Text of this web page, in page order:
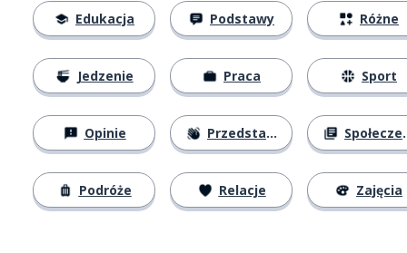
Edukacja
Jedzenie
Opinie
Podróże
Podstawy
Praca
Przedstawianie się
Relacje
Różne
Sport
Społeczeństwo
Zajęcia